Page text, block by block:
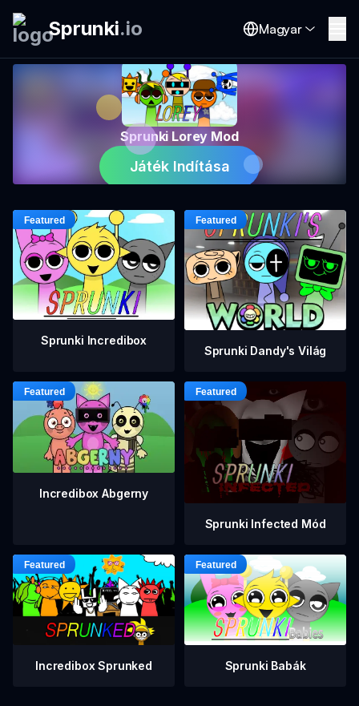
Sprunki.io Magyar
Sprunki Lorey Mod
Játék Indítása
Sprunki Incredibox
Sprunki Dandy's Világ
Incredibox Abgerny
Sprunki Infected Mód
Incredibox Sprunked Sprunki Babák